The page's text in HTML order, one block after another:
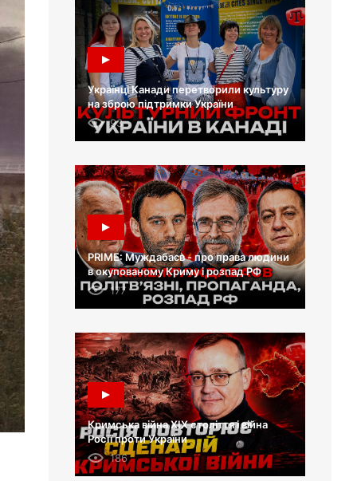
Українці Канади перетворили культуру
на зброю підтримки України
93
PRIME: Муждабаєв - про права людини
в окупованому Криму і розпад РФ
177
Кримська війна XIX століття і війна
Росії проти України
186